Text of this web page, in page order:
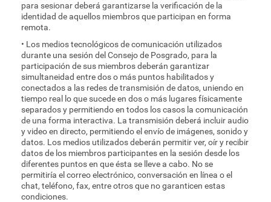
para sesionar deberá garantizarse la verificación de la
identidad de aquellos miembros que participan en forma
remota.
• Los medios tecnológicos de comunicación utilizados
durante una sesión del Consejo de Posgrado, para la
participación de sus miembros deberán garantizar
simultaneidad entre dos o más puntos habilitados y
conectados a las redes de transmisión de datos, uniendo en
tiempo real lo que sucede en dos o más lugares físicamente
separados y permitiendo en todos los casos la comunicación
de una forma interactiva. La transmisión deberá incluir audio
y video en directo, permitiendo el envío de imágenes, sonido y
datos. Los medios utilizados deberán permitir ver, oír y recibir
datos de los miembros participantes en la sesión desde los
diferentes puntos en que ésta se lleve a cabo. No se
permitiría el correo electrónico, conversación en línea o el
chat, teléfono, fax, entre otros que no garanticen estas
condiciones.